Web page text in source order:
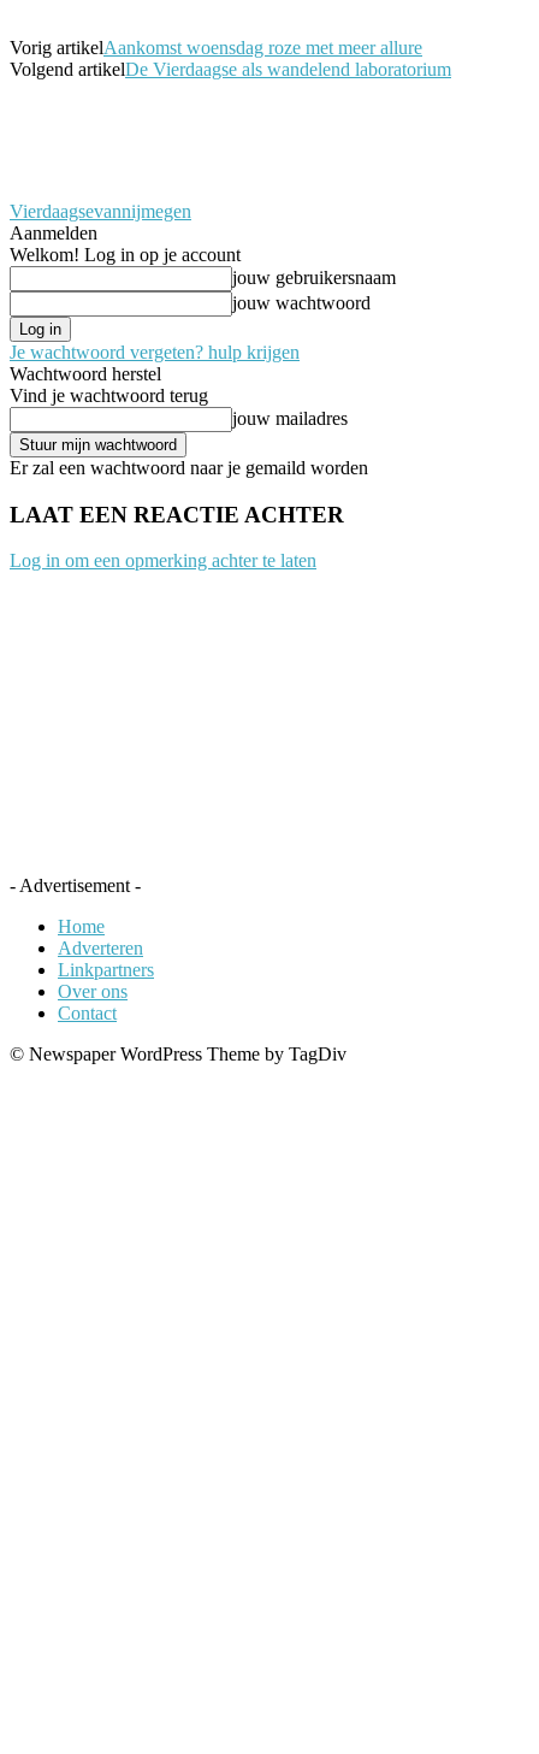
Vorig artikelAankomst woensdag roze met meer allure
Volgend artikelDe Vierdaagse als wandelend laboratorium
Vierdaagsevannijmegen
Aanmelden
Welkom! Log in op je account
jouw gebruikersnaam
jouw wachtwoord
Je wachtwoord vergeten? hulp krijgen
Wachtwoord herstel
Vind je wachtwoord terug
jouw mailadres
Er zal een wachtwoord naar je gemaild worden
LAAT EEN REACTIE ACHTER
Log in om een opmerking achter te laten
- Advertisement -
Home
Adverteren
Linkpartners
Over ons
Contact
© Newspaper WordPress Theme by TagDiv